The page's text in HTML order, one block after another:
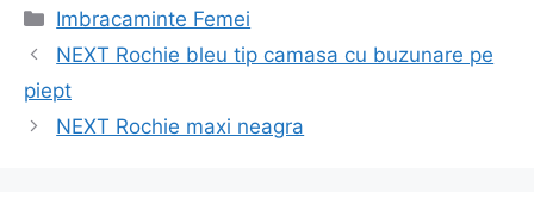
Categorii
Imbracaminte Femei
Navigare
în
articol
NEXT Rochie bleu tip camasa cu buzunare pe
piept
NEXT Rochie maxi neagra